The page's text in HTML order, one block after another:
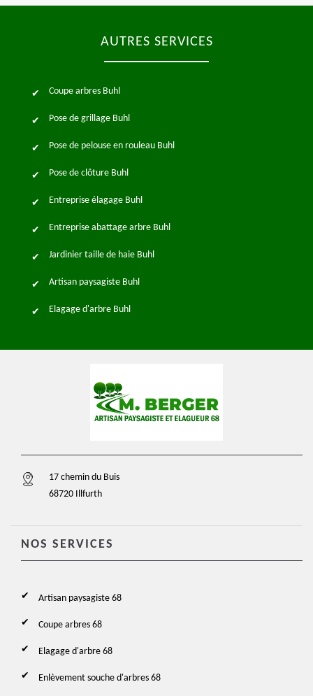
AUTRES SERVICES
Coupe arbres Buhl
Pose de grillage Buhl
Pose de pelouse en rouleau Buhl
Pose de clôture Buhl
Entreprise élagage Buhl
Entreprise abattage arbre Buhl
Jardinier taille de haie Buhl
Artisan paysagiste Buhl
Elagage d'arbre Buhl
17 chemin du Buis
68720 Illfurth
NOS SERVICES
Artisan paysagiste 68
Coupe arbres 68
Elagage d'arbre 68
Enlèvement souche d'arbres 68